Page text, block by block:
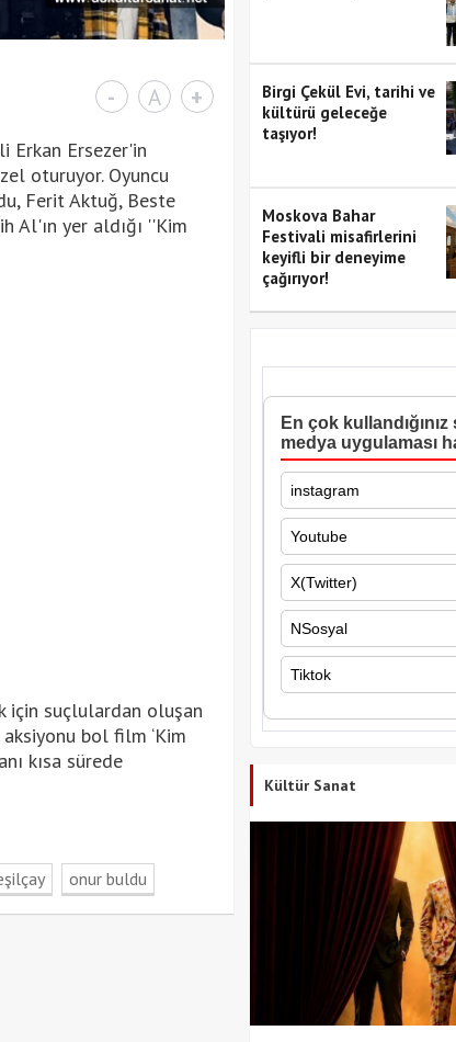
- A +
Erkan Ersezer'in
oturuyor. Oyuncu
Ferit Aktuğ, Beste
Al'ın yer aldığı ''Kim
için suçlulardan oluşan
bol film ‘Kim
kısa sürede
onur buldu
Birgi Çekül Evi, tarihi ve
kültürü geleceğe
taşıyor!
Moskova Bahar
Festivali misafirlerini
keyifli bir deneyime
çağırıyor!
En çok kullandığınız
medya uygulaması
instagram
Youtube
X(Twitter)
NSosyal
Tiktok
Kültür Sanat